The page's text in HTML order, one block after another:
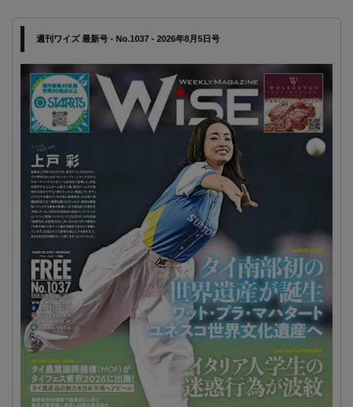
週刊ワイズ 最新号 - No.1037 - 2026年8月5日号